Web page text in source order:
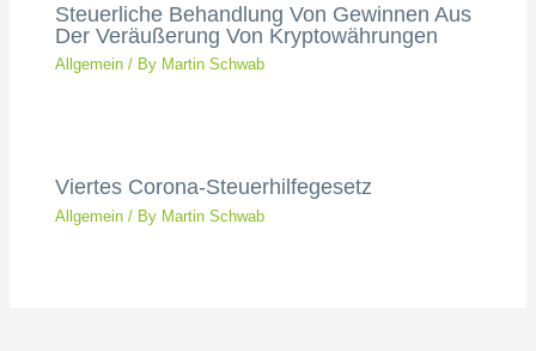
Steuerliche Behandlung Von Gewinnen Aus
Der Veräußerung Von Kryptowährungen
Allgemein/ By Martin Schwab
Viertes Corona-Steuerhilfegesetz
Allgemein/ By Martin Schwab